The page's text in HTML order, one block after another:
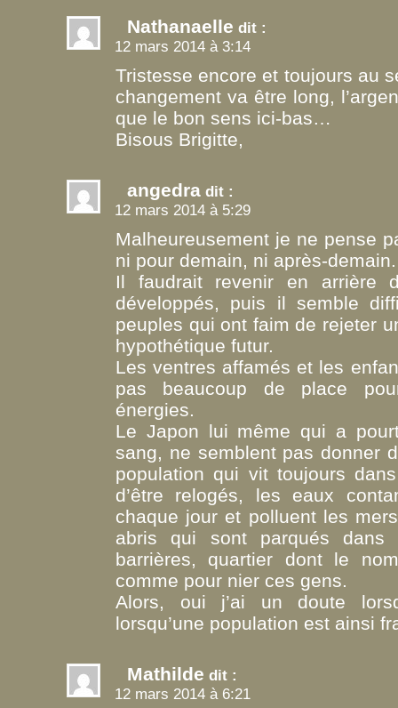
Nathanaelle dit :
12 mars 2014 à 3:14
Tristesse encore et toujours au
changement va être long,
que le bon sens ici-bas…
Bisous Brigitte,
angedra dit :
12 mars 2014 à 5:29
Malheureusement je ne pense
ni pour demain, ni après-demain.
Il faudrait revenir en arrière
développés, puis il semble
peuples qui ont faim de rejeter
hypothétique futur.
Les ventres affamés et les
pas beaucoup de place
énergies.
Le Japon lui même qui a
sang, ne semblent pas donner
population qui vit toujours
d’être relogés, les eaux
chaque jour et polluent les
abris qui sont parqués dans
barrières, quartier dont le
comme pour nier ces gens.
Alors, oui j’ai un doute
lorsqu’une population est ainsi
Mathilde dit :
12 mars 2014 à 6:21